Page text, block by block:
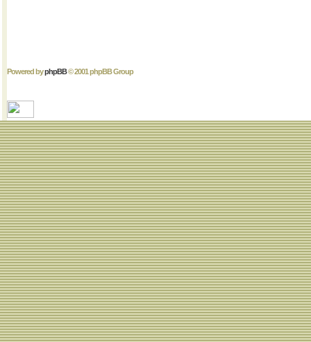
Powered byphpBB© 2001 phpBB Group